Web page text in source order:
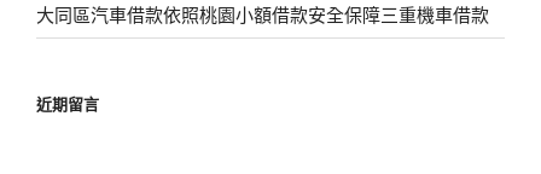
大同區汽車借款依照桃園小額借款安全保障三重機車借款
近期留言